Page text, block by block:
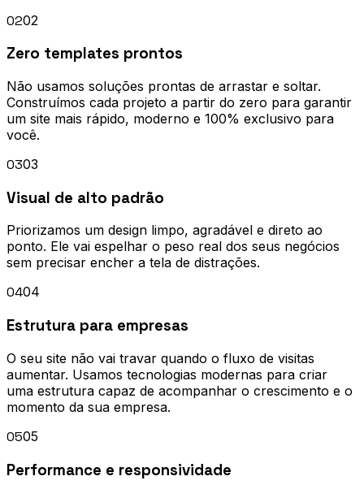
0202
Zero templates prontos
Não usamos soluções prontas de arrastar e soltar.
Construímos cada projeto a partir do zero para garantir
um site mais rápido, moderno e 100% exclusivo para
você.
0303
Visual de alto padrão
Priorizamos um design limpo, agradável e direto ao
ponto. Ele vai espelhar o peso real dos seus negócios
sem precisar encher a tela de distrações.
0404
Estrutura para empresas
O seu site não vai travar quando o fluxo de visitas
aumentar. Usamos tecnologias modernas para criar
uma estrutura capaz de acompanhar o crescimento e o
momento da sua empresa.
0505
Performance e responsividade